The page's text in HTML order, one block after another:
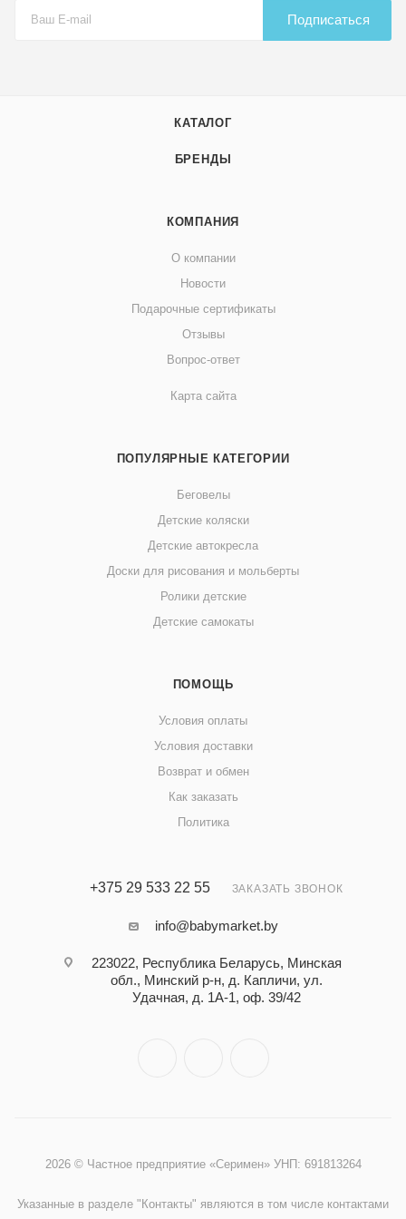
Подписаться
КАТАЛОГ
БРЕНДЫ
КОМПАНИЯ
О компании
Новости
Подарочные сертификаты
Отзывы
Вопрос-ответ
Карта сайта
ПОПУЛЯРНЫЕ КАТЕГОРИИ
Беговелы
Детские коляски
Детские автокресла
Доски для рисования и мольберты
Ролики детские
Детские самокаты
ПОМОЩЬ
Условия оплаты
Условия доставки
Возврат и обмен
Как заказать
Политика
+375 29 533 22 55 ЗАКАЗАТЬ ЗВОНОК
info@babymarket.by
223022, Республика Беларусь, Минская
обл., Минский р-н, д. Капличи, ул.
Удачная, д. 1А-1, оф. 39/42
2026 © Частное предприятие «Серимен» УНП: 691813264
Указанные в разделе "Контакты" являются в том числе контактами